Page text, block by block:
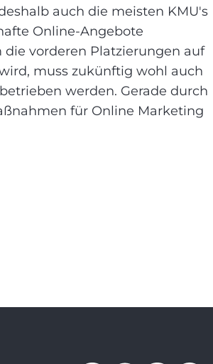
auch die meisten KMU's
Online-Angebote
vorderen Platzierungen auf
muss zukünftig wohl auch
werden. Gerade durch
für Online Marketing